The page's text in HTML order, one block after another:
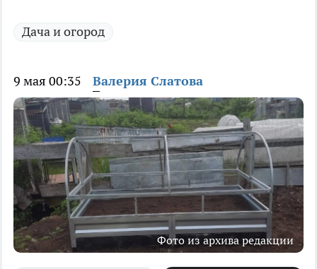
Дача и огород
9 мая 00:35 Валерия Слатова
Фото из архива редакции